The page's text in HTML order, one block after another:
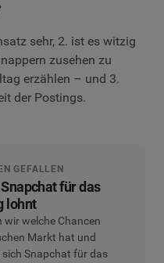
sehr, 2. ist es witzig
zusehen zu
erzählen – und 3.
der Postings.
GEFALLEN
für das
lohnt
wir welche Chancen
Markt hat und
Snapchat für das